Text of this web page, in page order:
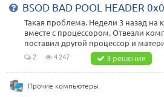
BSOD BAD POOL HEADER
Такая проблема. Недели 3 назад на
вместе с процессором. Отвезли
поставил другой процессор и
2 4 247 3 решения
Прочие компьютеры